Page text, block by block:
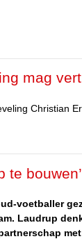
mag
Christian
te bouwen’
voetballer
Laudrup